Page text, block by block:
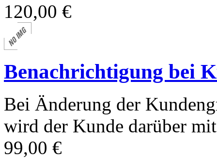
120,00 €
Benachrichtigung bei
Bei Änderung der
wird der Kunde darüber
99,00 €